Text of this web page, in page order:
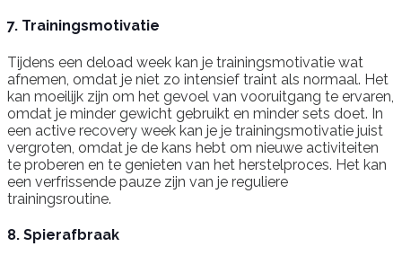
7. Trainingsmotivatie
Tijdens een deload week kan je trainingsmotivatie wat
afnemen, omdat je niet zo intensief traint als normaal. Het
kan moeilijk zijn om het gevoel van vooruitgang te ervaren,
omdat je minder gewicht gebruikt en minder sets doet. In
een active recovery week kan je je trainingsmotivatie juist
vergroten, omdat je de kans hebt om nieuwe activiteiten
te proberen en te genieten van het herstelproces. Het kan
een verfrissende pauze zijn van je reguliere
trainingsroutine.
8. Spierafbraak